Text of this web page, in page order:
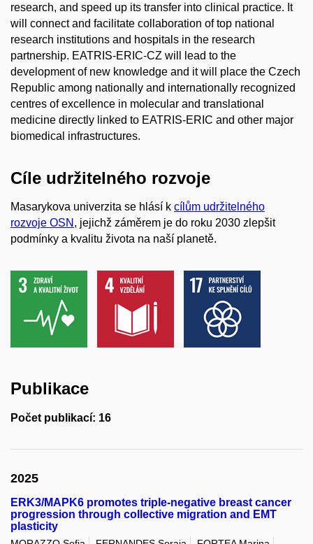
research, and speed up its transfer into clinical practice. It
will connect and facilitate collaboration of top national
research institutions and hospitals in the research
partnership. EATRIS-ERIC-CZ will lead to the
development of new knowledge and it will place the Czech
Republic among nationally and internationally recognized
centres of excellence in molecular and translational
medicine directly linked to EATRIS-ERIC and other major
biomedical infrastructures.
Cíle udržitelného rozvoje
Masarykova univerzita se hlásí k cílům udržitelného
rozvoje OSN , jejichž záměrem je do roku 2030 zlepšit
podmínky a kvalitu života na naší planetě.
Publikace
Počet publikací: 16
2025
ERK3/MAPK6 promotes triple-negative breast cancer
progression through collective migration and EMT
plasticity